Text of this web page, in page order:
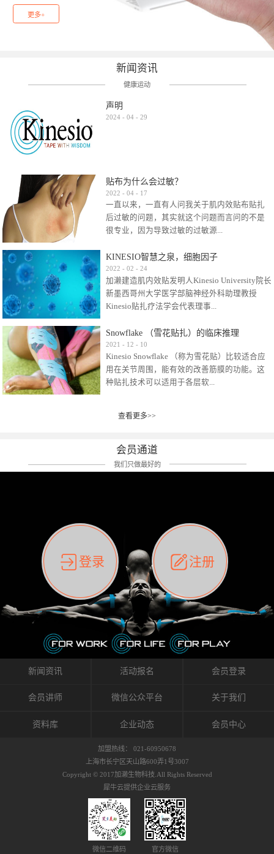
更多+
新闻资讯
健康运动
声明
2024 - 04 - 29
贴布为什么会过敏？
2022 - 04 - 17
一直以来，一直有人问我关于肌内效贴布贴扎
后过敏的问题，其实就这个问题而言问的不是
很专业，因为导致过敏的过敏源...
很多，比如试穿件衣服有时都会过敏，特定条
件下吃东西有时也会过敏，难道不吃不穿了？
其他品牌的在此我们不予评价，就KINESIO肌内
效贴布来说，40多年的研究开发制造肌内效贴
比如我本人，几乎天天接触KINESIO肌内效，无
论从皮肤适应性还是本人皮肤本身就不属于不
易过敏的那种，基本不会有过敏瘙痒的情况。
但是，当身体不适、休息不好、持续紧张等特
殊因素的影响下，有时还是会出现瘙痒过敏的
前后后居家近30天左右，感觉日子都日夜颠倒
痛影响走路。当天疼痛部贴了EDF和胃十字，膝
关节贴了半月板贴布。第2天第12肋部的EDF和
消失，贴布也没有出现进一步瘙痒过敏。而膝
关节的半月板贴布张力用的100%，但自始至终
它都很坚强的贴着，没有出现过任何瘙痒的迹
象。不同的条件下，同一个身体，不同的部位
皮肤的敏感度也有不同。因此我们KINESIO要做
的，是在研发生产过程中竭尽全力的降低致敏
性，减少贴布本身带来的致敏率。那到底是什
么原因引起的过敏瘙痒呢？我整理了以下内容
仅供大家参考，希望能给予大家帮助。首先我
们分析解剖下过敏的原因，然后简说一下
KINESIO贴布贴扎后预防应对。我把导致过敏的
原因，简单分为外因和内因。外因1，贴布贴布
括：1）面料的伸展率、回缩率、纤维的刺激
能会给皮肤带来过度的刺激，从而引起过敏瘙
KINESIO智慧之泉，细胞因子
2022 - 02 - 24
加濑建造肌内效贴发明人Kinesio University院长
新墨西哥州大学医学部脑神经外科助理教授
Kinesio贴扎疗法学会代表理事...
Kinesio Taping Association International
（KTAI）名誉会长 身体具有免疫、疼痛、细胞
破坏、发热、修复、增殖、再生等自然愈合能
力。 多作为细胞因子存在于皮肤表皮、真皮、
扎疗法）的效果是通过创造一个环境，使每种
以激发身体的自然愈合能力。 通常，药物会削
弱细胞因子的作用，单方面还会引起副作用的
症状。 与此相比，Kinesio肌内效贴创造了细
的控制仍有许多未知。 细胞因子是一种酵素，
各种各样的酵素起着适当的作用，为细胞创造
了适合居住的环境。 在现代医学上，这种细胞
因子是一种酶的观点往往被否定，但在体内有
有毒细菌和无毒细菌，它们起着保持身体平衡
的作用。 Kinesio肌内效贴不像药物那样在短时
间内表现出症状，而是通过花费时间创造一个
对身体没有伤害（副作用等）的环境来减轻症
状。 但是，由于营养、精神、运动的平衡被破
坏，各种细胞就会发生病态变化。 在一定的状
态下，细胞因子会自动捕捉异常，并在细胞之
间传递适当的修复信息。可以收集各自所需的
因子级联；细胞因子的连锁反应）。 如果这种
者甚至提供不需要的物质。 因此，身体所需的
自然愈合能力不仅不能发挥作用，反而会造成
恶化的环境。Kinesio肌内效贴的作用，就是解
决这些问题。 KinesioTaping ® （Kinesio贴扎
疗法）的概念是空（空间），动（流动），冷
（抑制热的上升），为了实现这些，贴布的质
作出来。 特别地，Kinesio Medical
Tappling®（Kinesio医疗贴扎）通过从皮肤表面
长时间给予适...
Snowflake （雪花贴扎）的临床推理
2021 - 12 - 10
Kinesio Snowflake （称为雪花贴）比较适合应
用在关节周围，能有效的改善筋膜的功能。这
种贴扎技术可以适用于各层软...
组织:肌肉，肌腱，韧带（主要围绕有问题的关
状，而是指贴布本身很重量，以及贴布刺激的
类型。贴布的应用充分利用了体内由间质液组
成的自然流体力学的流体层。这种轻微的刺激
间，还可以在单片贴布上提供支持和深度刺
激。通过对间质液的适当控制，可以连接皮下
筋膜，对关节进行非常轻柔的刺激，增加患部
的治疗区域。 snowflake“雪花”贴布不会妨碍皮
肤上下左右运动，有效的辅助修复关节周围组
织的筋膜。它可以作用于关节或肌肉表面，释
放压力，刺激深层筋膜。“雪花”贴扎疗法是一
种可以改变肌肉、筋膜和间质液之间自然流动
关系的方法。 间质液间质被称为人体的新器
官。研究人员认为，整个身体的网络是由坚韧
且柔软的蛋白质结构所支撑的相互连接的充满
流体的空间构成的。如果作为脏器，这是人体
最大的脏器，约占体重的20%（相比之下，皮
内流通，有助于细胞的再生和恢复。“1”“雪花”
周围进行轻柔的刺激，改善受影响的关节和肌
到辅助修复损伤组织的作用。对组织的营养供
膜，韧带和关节周围皮下组织的关节囊。 流
体力学理论加濑博士-Kinesio肌内效贴布的发明
人流体力学理论是以对日常生活产生反复影响
的纤细筋膜的性质为焦点。 筋膜容易受到外部
查看更多>>
会员通道
我们只做最好的
登录 注册
新闻资讯 活动报名 会员登录
会员讲师 微信公众平台 关于我们
资料库 企业动态 会员中心
加盟热线： 021-60950678
上海市长宁区天山路600弄1号3007
Copyright © 2017加濑生物科技.All Rights Reserved
犀牛云提供企业云服务
微信二维码 官方微信